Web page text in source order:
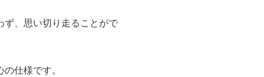
、思い切り走ることがで
仕様です。